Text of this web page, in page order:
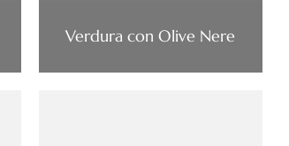
Verdura con Olive Nere